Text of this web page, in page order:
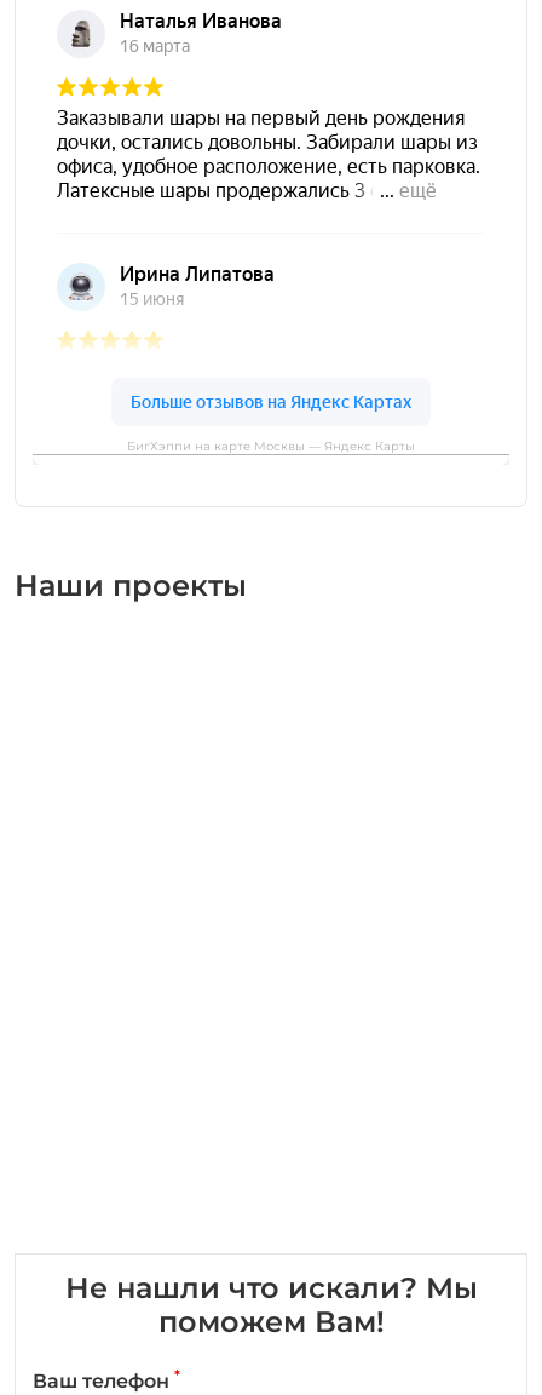
БигХэппи на карте Москвы — Яндекс Карты
Наши проекты
Не нашли что искали? Мы
поможем Вам!
Ваш телефон *